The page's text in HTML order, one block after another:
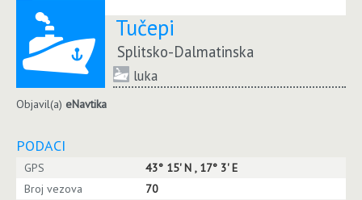
Tučepi
Splitsko-Dalmatinska
luka
Objavil(a) eNavtika
PODACI
GPS
43° 15' N , 17° 3' E
Broj vezova
70